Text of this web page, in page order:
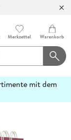
Merkzettel Warenkorb
mit dem